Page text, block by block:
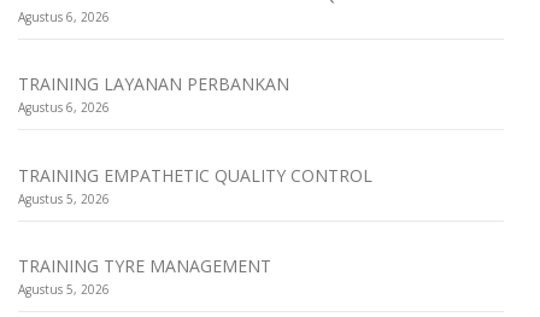
Agustus 6, 2026
TRAINING LAYANAN PERBANKAN
Agustus 6, 2026
TRAINING EMPATHETIC QUALITY CONTROL
Agustus 5, 2026
TRAINING TYRE MANAGEMENT
Agustus 5, 2026